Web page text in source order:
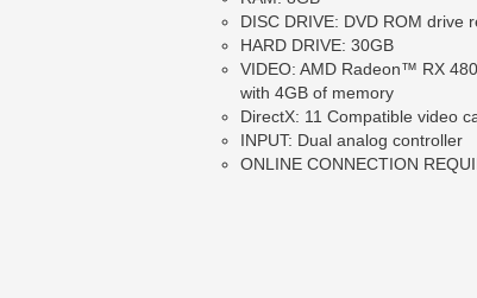
DISC DRIVE: DVD ROM drive
HARD DRIVE: 30GB
VIDEO: AMD Radeon™ RX
with 4GB of memory
DirectX: 11 Compatible video
INPUT: Dual analog controller
ONLINE CONNECTION